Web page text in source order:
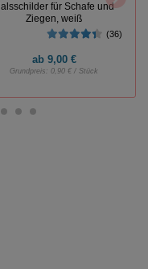
für Schafe und
Ziegen, weiß
(36)
ab9,00 €
Grundpreis: 0,90 € / Stück